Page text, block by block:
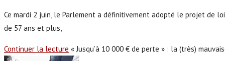
Ce mardi 2 juin, le Parlement a définitivement adopté le projet de
de 57 ans et plus,
Continuer la lecture « Jusqu’à 10 000 € de perte » : la (très)